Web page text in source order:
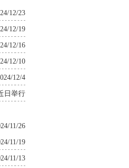
12/23
12/19
12/16
12/10
12/4
日举行
11/26
11/19
11/13